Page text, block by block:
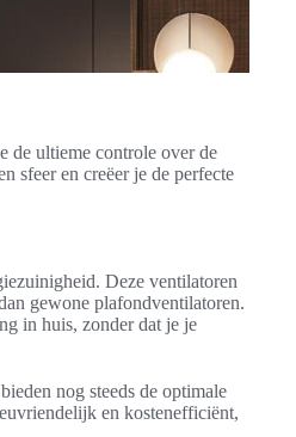
de ultieme controle over de
sfeer en creëer je de perfecte
Deze ventilatoren
gewone plafondventilatoren.
in huis, zonder dat je je
nog steeds de optimale
en kostenefficiënt,